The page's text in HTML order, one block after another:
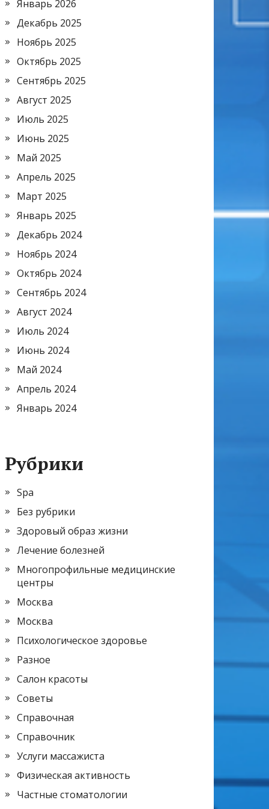
Январь 2026
Декабрь 2025
Ноябрь 2025
Октябрь 2025
Сентябрь 2025
Август 2025
Июль 2025
Июнь 2025
Май 2025
Апрель 2025
Март 2025
Январь 2025
Декабрь 2024
Ноябрь 2024
Октябрь 2024
Сентябрь 2024
Август 2024
Июль 2024
Июнь 2024
Май 2024
Апрель 2024
Январь 2024
Рубрики
Spa
Без рубрики
Здоровый образ жизни
Лечение болезней
Многопрофильные медицинские
центры
Москва
Москва
Психологическое здоровье
Разное
Салон красоты
Советы
Справочная
Справочник
Услуги массажиста
Физическая активность
Частные стоматологии